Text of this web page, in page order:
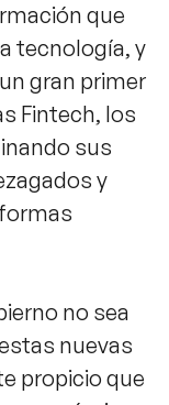
que
tecnología, y
gran primer
Fintech, los
sus
y
no sea
nuevas
propicio que